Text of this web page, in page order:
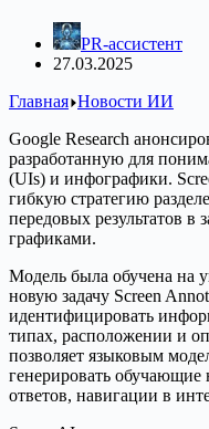
PR-ассистент
27.03.2025
Главная Новости ИИ
Google Research
разработанную для
(UIs) и инфографики.
гибкую стратегию
передовых результатов в
графиками.
Модель была обучена на
новую задачу Screen
идентифицировать
типах, расположении и
позволяет языковым
генерировать
ответов, навигации в